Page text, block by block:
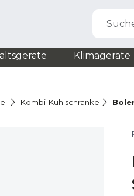
Klimageräte
Kombi-Kühlschränke